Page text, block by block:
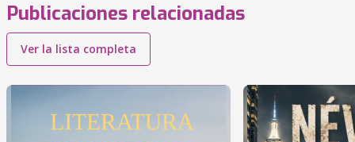
Publicaciones relacionadas
Ver la lista completa